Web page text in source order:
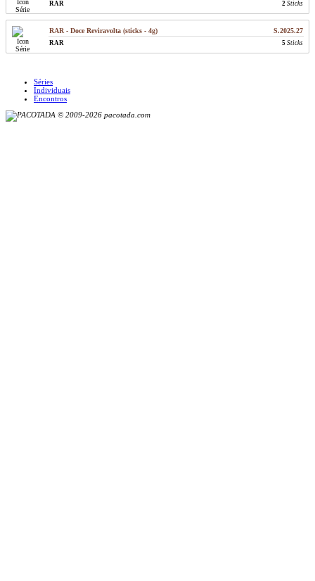
RAR 2 Sticks
RAR - Doce Reviravolta (sticks - 4g) S.2025.27
RAR 5 Sticks
Séries
Individuais
Encontros
© 2009-2026 pacotada.com